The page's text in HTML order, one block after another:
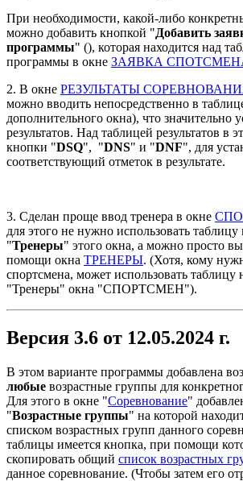
При необходимости, какой-либо
можно добавить кнопкой "Добавить
программы" (), которая находится над
программы в окне ЗАЯВКА
2. В окне РЕЗУЛЬТАТЫ
можно вводить непосредственно в
дополнительного окна), что значительно
результатов. Над таблицей результатов в
кнопки "DSQ", "DNS" и "DNF", для
соответствующий отметок в результате.
3. Сделан проще ввод тренера в окне
для этого не нужно использовать таблицу
"Тренеры" этого окна, а можно просто
помощи окна ТРЕНЕРЫ. (Хотя, кому
спортсмена, может использовать таблицу
"Тренеры" окна "СПОРТСМЕН").
Версия 3.6 от 12.05.2024 г.
В этом варианте программы добавлена
любые возрастные группы для
Для этого в окне "Соревнование"
"Возрастные группы" на которой
списком возрастных групп данного
таблицы имеется кнопка, при помощи
скопировать общий список возрастных
данное соревнование. (Чтобы затем его